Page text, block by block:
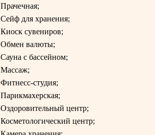
Прачечная;
Сейф для хранения;
Киоск сувениров;
Обмен валюты;
Сауна с бассейном;
Массаж;
Фитнесс-студия;
Парикмахерская;
Оздоровительный центр;
Косметологический центр;